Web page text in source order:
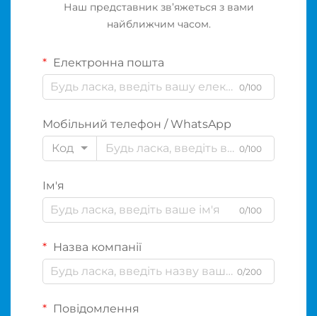
Наш представник зв’яжеться з вами
найближчим часом.
Електронна пошта
0/100
Мобільний телефон / WhatsApp
Код
0/100
Ім'я
0/100
Назва компанії
0/200
Повідомлення